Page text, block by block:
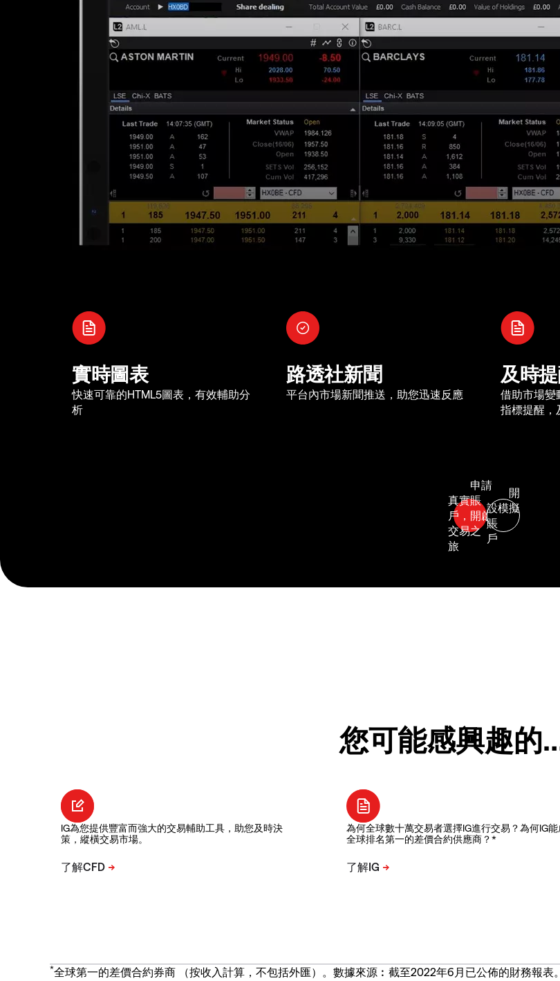
實時圖表
快速可靠的HTML5圖表，有效輔助分
析
路透社新聞
平台內市場新聞推送，助您迅速反應
及時
借助市場變
指標提醒，
您可能感興趣
IG為您提供豐富而強大的交易輔助工具，助您及時決
策，縱橫交易市場。
為何全球數十萬交易者選擇IG進行交易？為何IG能
全球排名第一的差價合約供應商？*
*全球第一的差價合約券商 （按收入計算，不包括外匯）。數據來源︰截至2022年6月已公佈的財務報表。